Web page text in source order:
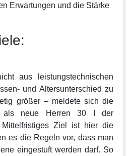
Erwartungen und die Stärke
aus leistungstechnischen
und Altersunterschied zu
größer – meldete sich die
als neue
Herren 30 I
der
Mittelfristiges Ziel ist hier die
es die Regeln vor, dass man
eingestuft werden darf. So